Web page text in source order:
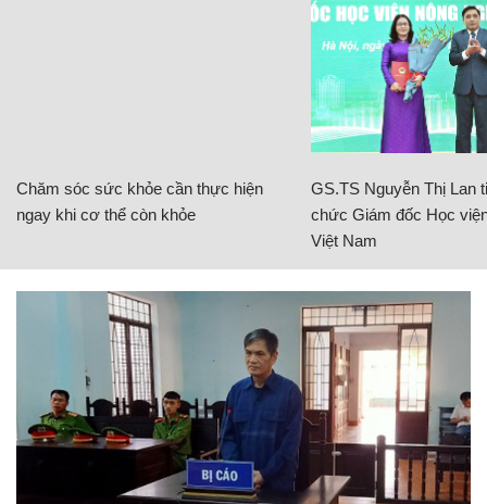
Chăm sóc sức khỏe cần thực hiện
ngay khi cơ thể còn khỏe
GS.TS Nguyễn Thị Lan
chức Giám đốc Học
Việt Nam